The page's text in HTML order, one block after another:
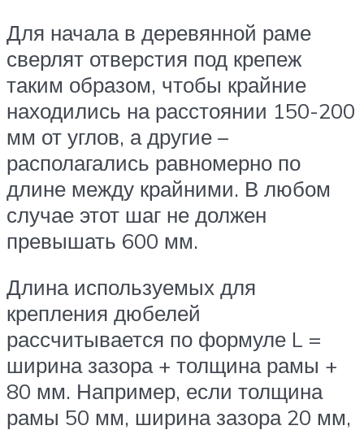
Для начала в деревянной раме
сверлят отверстия под крепеж
таким образом, чтобы крайние
находились на расстоянии 150-200
мм от углов, а другие –
располагались равномерно по
длине между крайними. В любом
случае этот шаг не должен
превышать 600 мм.
Длина используемых для
крепления дюбелей
рассчитывается по формуле L =
ширина зазора + толщина рамы +
80 мм. Например, если толщина
рамы 50 мм, ширина зазора 20 мм,